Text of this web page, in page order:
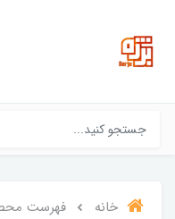
خانه
فهرست